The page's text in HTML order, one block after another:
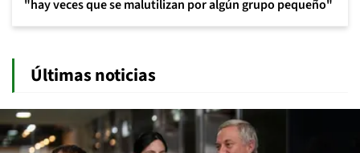
"hay veces que se malutilizan por algún grupo pequeño"
Últimas noticias